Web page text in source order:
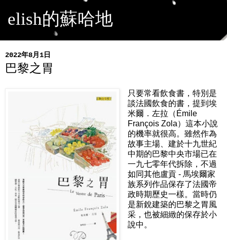
elish的蘇哈地
2022年8月1日
巴黎之胃
只要常看飲食書，特別是
談法國飲食的書，提到埃
米爾．左拉（Émile
François Zola）這本小說
的機率就很高。雖然作為
故事主場、建於十九世紀
中期的巴黎中央市場已在
一九七零年代拆除，不過
如同其他盧貢 - 馬埃爾家
族系列作品保存了法國帝
政時期歷史一樣。當時仍
是新銳建築的巴黎之胃風
采，也被細緻的保存於小
說中。